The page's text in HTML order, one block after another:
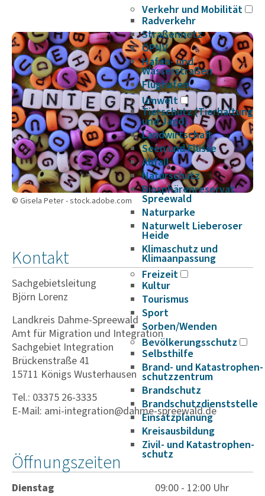
Verkehr und Mobilität
Radverkehr
Straßennetz
ÖPNV
Hafen- und
Wasserstraßen
Flughafen
Umwelt
Tierschutz (Tierhaltung
und Jagd)
Landwirtschaft
Seen und Flüsse
Abfall
Naturschutz
Biosphärenreservat
Spreewald
Naturparke
Naturwelt Lieberoser
Heide
Klimaschutz und
Klimaanpassung
Freizeit
Kultur
Tourismus
Sport
Sorben/Wenden
Bevöl­ke­rungs­schutz
Selbst­hilfe
Brand- und Kata­s­tro­­phen­­
schutz­­zen­trum
Brand­schutz
Brand­schutz­dienst­stelle
Einsatz­pla­nung
Kreis­aus­­bil­­dung
Zivil- und Kata­s­tro­­phen­­
schutz
© Gisela Peter - stock.adobe.com
Kontakt
Sachgebietsleitung
Björn Lorenz
Landkreis Dahme-Spreewald
Amt für Migration und Integration
Sachgebiet Integration
Brückenstraße 41
15711 Königs Wusterhausen
Tel.: 03375 26-3335
E-Mail: ami-integration@dahme-spreewald.de
Öffnungszeiten
Dienstag
09:00 - 12:00 Uhr